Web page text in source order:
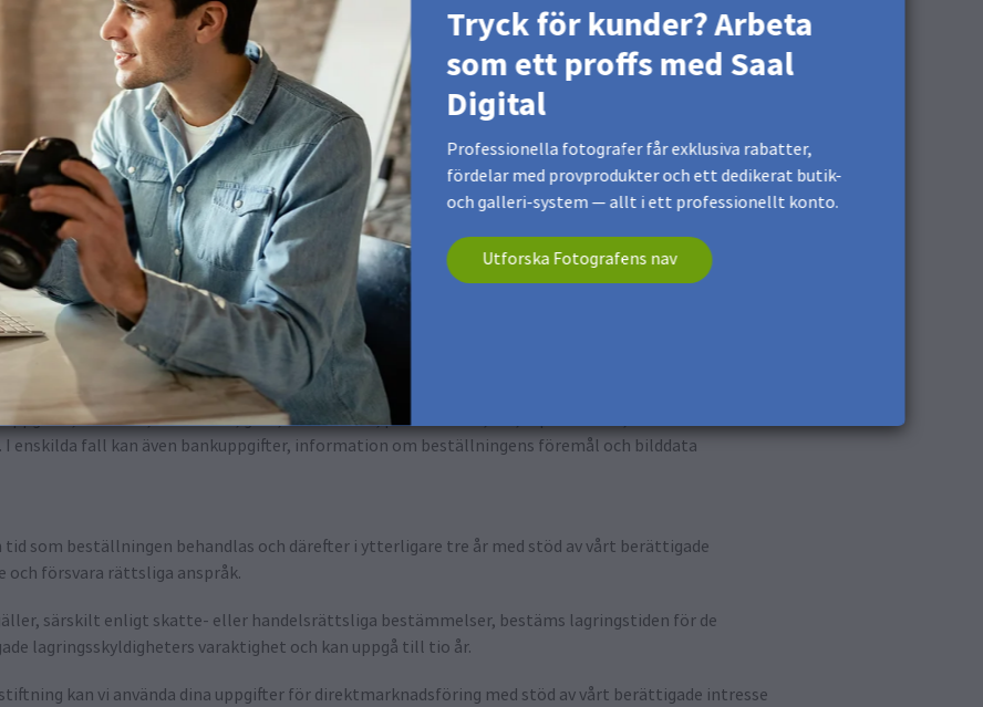
på ett sådant sätt att du blir informerad om inställningen av webbkakor och kan bestämma
utesluta godkännandet av webbkakor i vissa fall eller i allmänhet. Varje webbläsare skiljer sig på det
Detta beskrivs i hjälpmenyn för varje webbläsare, som förklarar hur du kan ändra dina
av avtal
utsträckning det är nödvändigt för att behandla din beställning och fullgöra avtalet. Den rättsliga
förnamn, efternamn, gata, husnummer, postnummer, ort, e-postadress, telefonnummer
fall kan även bankuppgifter, information om beställningens föremål och bilddata
tid som beställningen behandlas och därefter i ytterligare tre år med stöd av vårt berättigade
och försvara rättsliga anspråk.
särskilt enligt skatte- eller handelsrättsliga bestämmelser, bestäms lagringstiden för de
lagringsskyldigheters varaktighet och kan uppgå till tio år.
kan vi använda dina uppgifter för direktmarknadsföring med stöd av vårt berättigade intresse
Tryck för kunder? Arbeta
som ett proffs med Saal
Digital
Professionella fotografer får exklusiva rabatter,
fördelar med provprodukter och ett dedikerat butik-
och galleri-system — allt i ett professionellt konto.
Utforska Fotografens nav